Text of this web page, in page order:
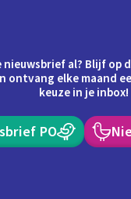
al? Blijf op
ontvang elke maand
keuze in je inbox!
PO